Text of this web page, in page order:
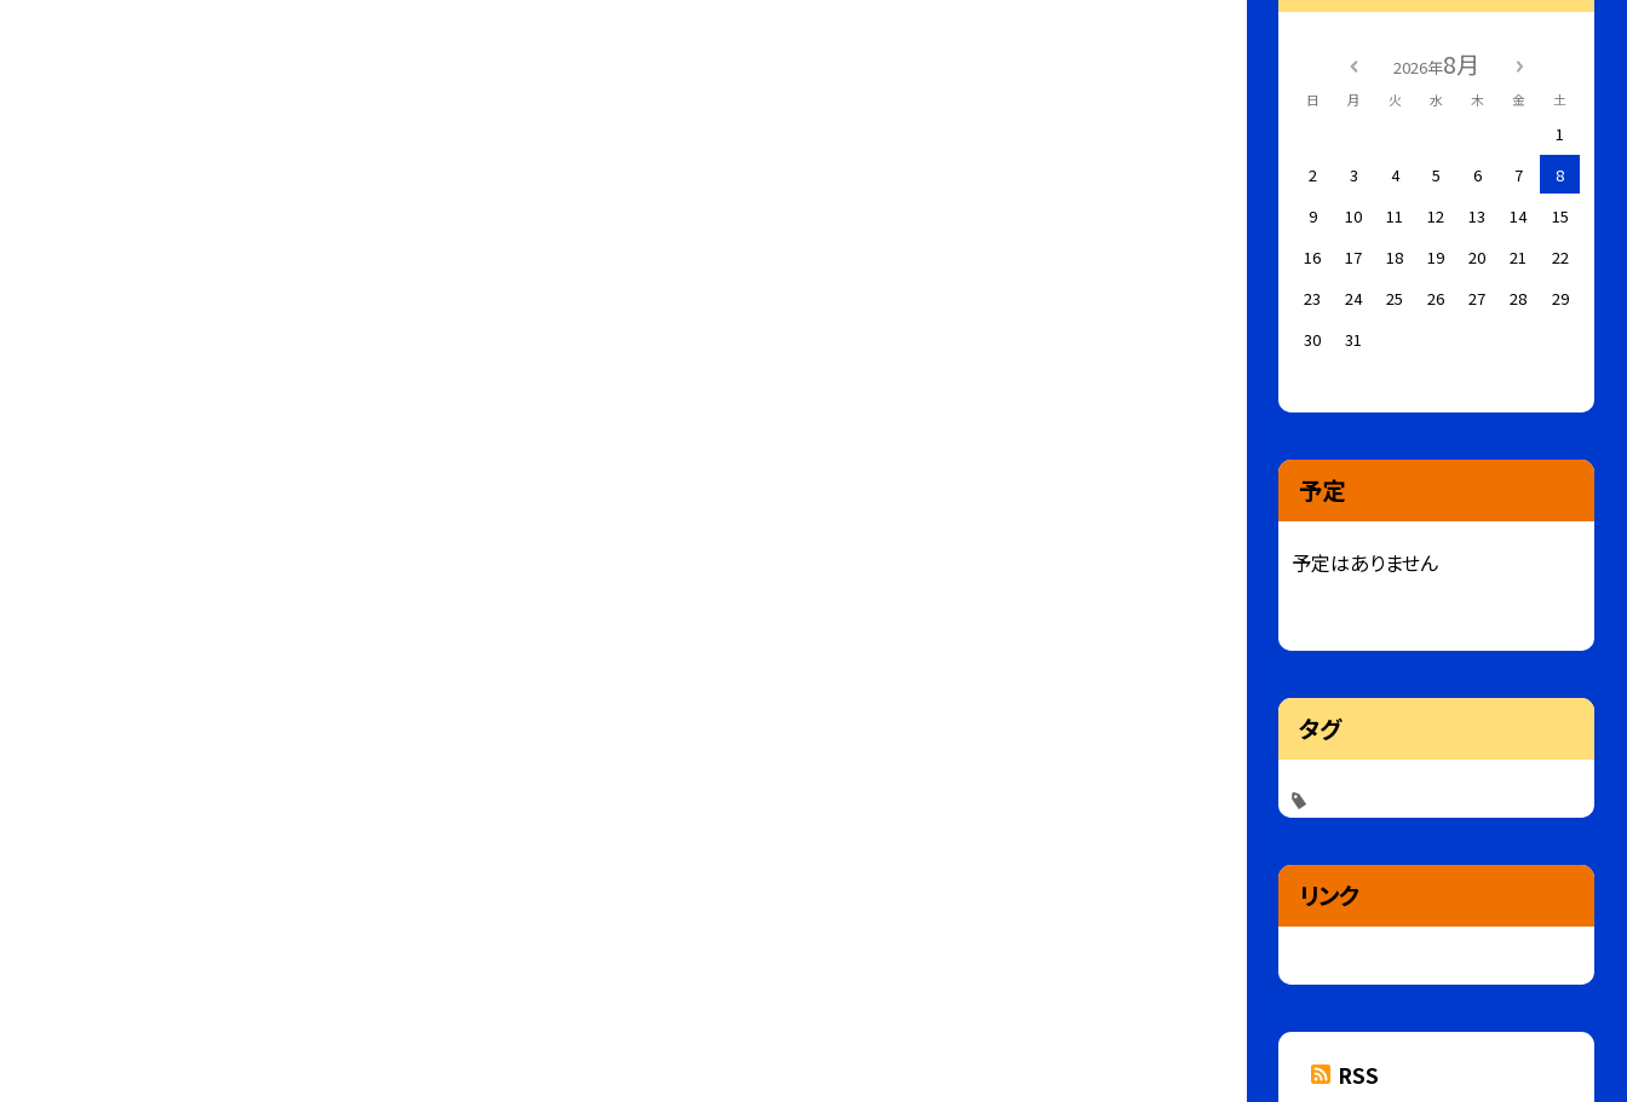
2026年8月
日 月 火 水 木 金 土
1
2
3 4 5 6 7
8
9
10 11 12 13 14
15
16
17 18 19 20 21
22
23
24 25 26 27 28
29
30
31
予定
予定はありません
タグ
リンク
RSS